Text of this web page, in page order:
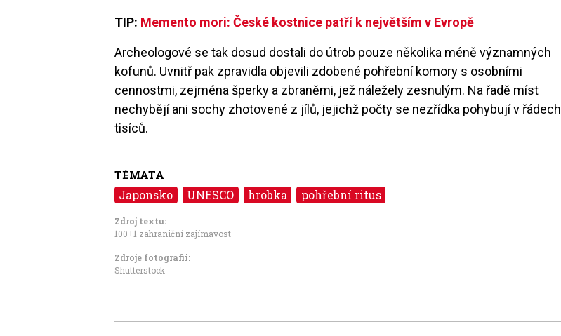
TIP: Memento mori: České kostnice patří k největším v Evropě
Archeologové se tak dosud dostali do útrob pouze několika méně významných
kofunů. Uvnitř pak zpravidla objevili zdobené pohřební komory s osobními
cennostmi, zejména šperky a zbraněmi, jež náležely zesnulým. Na řadě míst
nechybějí ani sochy zhotovené z jílů, jejichž počty se nezřídka pohybují v řádech
tisíců.
TÉMATA
Japonsko UNESCO hrobka pohřební ritus
Zdroj textu:
100+1 zahraniční zajímavost
Zdroje fotografii:
Shutterstock